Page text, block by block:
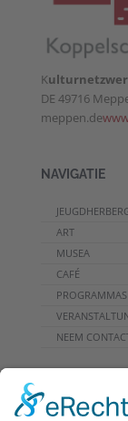
K
DE 49716
meppen.de
NAVIGATIE
ART
MUSEA
CAFÉ
PROGRAMMAS
NEEM